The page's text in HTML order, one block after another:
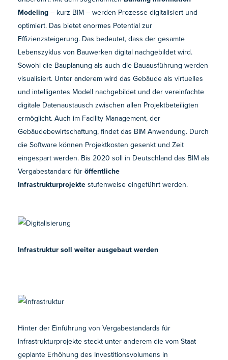
Modeling – kurz BIM – werden Prozesse digitalisiert und
optimiert. Das bietet enormes Potential zur
Effizienzsteigerung. Das bedeutet, dass der gesamte
Lebenszyklus von Bauwerken digital nachgebildet wird.
Sowohl die Bauplanung als auch die Bauausführung werden
visualisiert. Unter anderem wird das Gebäude als virtuelles
und intelligentes Modell nachgebildet und der vereinfachte
digitale Datenaustausch zwischen allen Projektbeteiligten
ermöglicht. Auch im Facility Management, der
Gebäudebewirtschaftung, findet das BIM Anwendung. Durch
die Software können Projektkosten gesenkt und Zeit
eingespart werden. Bis 2020 soll in Deutschland das BIM als
Vergabestandard füröffentliche
Infrastrukturprojekte stufenweise eingeführt werden.
Infrastruktur soll weiter ausgebaut werden
Hinter der Einführung von Vergabestandards für
Infrastrukturprojekte steckt unter anderem die vom Staat
geplante Erhöhung des Investitionsvolumens in